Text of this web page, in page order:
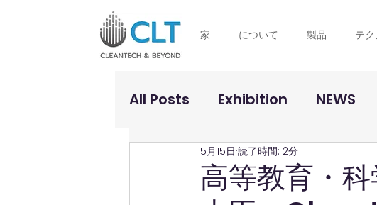
家 について 製品 テ
All Posts Exhibition NEWS
高等教育・
5月15日 読了時間: 2分